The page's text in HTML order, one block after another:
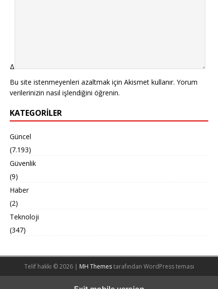
Δ
Bu site istenmeyenleri azaltmak için Akismet kullanır. Yorum
verilerinizin nasıl işlendiğini öğrenin.
KATEGORILER
Güncel
(7.193)
Güvenlik
(9)
Haber
(2)
Teknoloji
(347)
Telif hakkı © 2026 | MH Themestarafından WordPress teması